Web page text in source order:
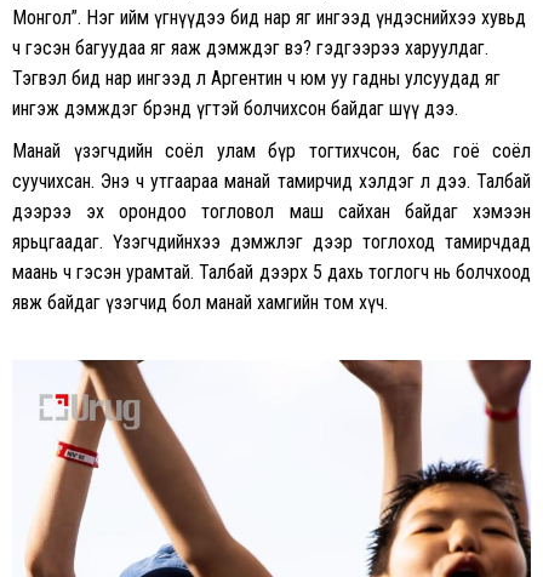
Монгол”. Нэг ийм үгнүүдээ бид нар яг ингээд үндэснийхээ хувьд
ч гэсэн багуудаа яг яаж дэмждэг вэ? гэдгээрээ харуулдаг.
Тэгвэл бид нар ингээд л Аргентин ч юм уу гадны улсуудад яг
ингэж дэмждэг брэнд үгтэй болчихсон байдаг шүү дээ.
Манай үзэгчдийн соёл улам бүр тогтихчсон, бас гоё соёл
суучихсан. Энэ ч утгаараа манай тамирчид хэлдэг л дээ. Талбай
дээрээ эх орондоо тогловол маш сайхан байдаг хэмээн
ярьцгаадаг. Үзэгчдийнхээ дэмжлэг дээр тоглоход тамирчдад
маань ч гэсэн урамтай. Талбай дээрх 5 дахь тоглогч нь болчхоод
явж байдаг үзэгчид бол манай хамгийн том хүч.